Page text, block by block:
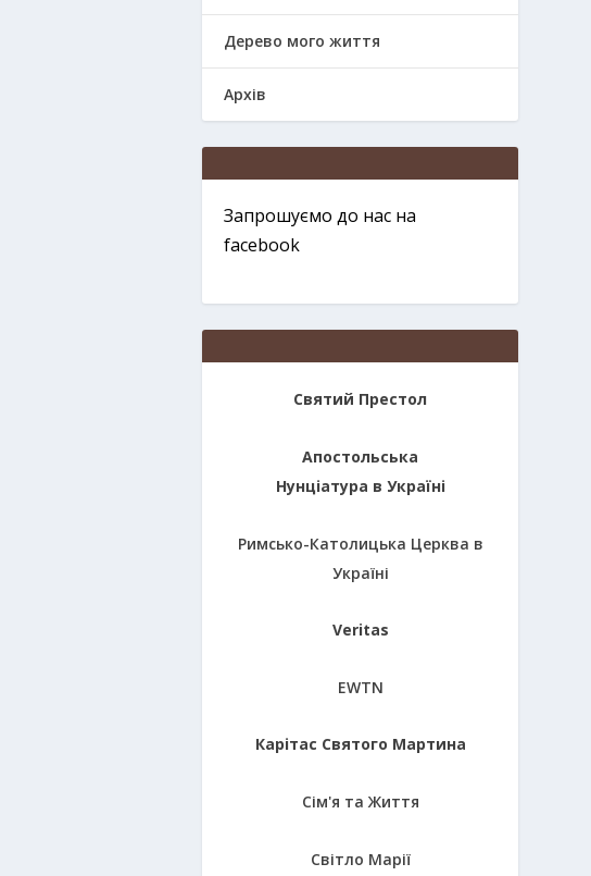
Дерево мого життя
Архів
Запрошуємо до нас на
facebook
Святий Престол
Апостольська
Нунціатура в Україні
Римсько-Католицька Церква в
Україні
Veritas
EWTN
Карітас Святого Мартина
Сім'я та Життя
Світло Марії